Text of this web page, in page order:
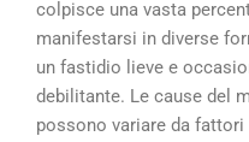
colpisce una vasta
manifestarsi in diverse
un fastidio lieve e
debilitante. Le cause del
possono variare da